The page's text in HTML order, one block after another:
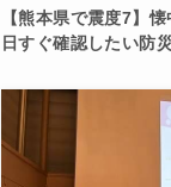
【熊本県で震度7】
日すぐ確認したい防